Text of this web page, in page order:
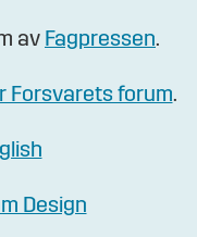
av Fagpressen.
Forsvarets forum.
Design